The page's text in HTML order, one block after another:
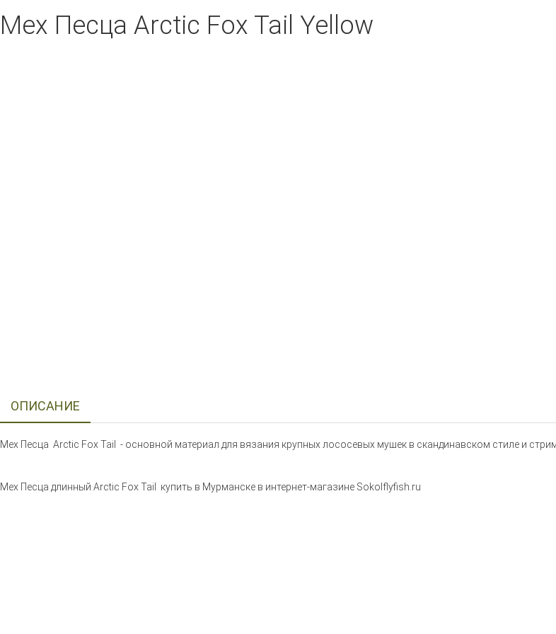
Мех Песца Arctic Fox Tail Yellow
ОПИСАНИЕ
Мех Песца Arctic Fox Tail - основной материал для вязания крупных лососевых мушек в скандинавском стиле и
Мех Песца длинный Arctic Fox Tail купить в Мурманске в интернет-магазине Sokolflyfish.ru